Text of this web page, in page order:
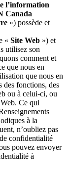
l’information
Canada
») possède et
« Site Web ») et
utilisez son
comment et
que nous en
que nous en
des fonctions, des
ou à celui-ci, ou
Ce qui
à la
n’oubliez pas
confidentialité
pouvez envoyer
à